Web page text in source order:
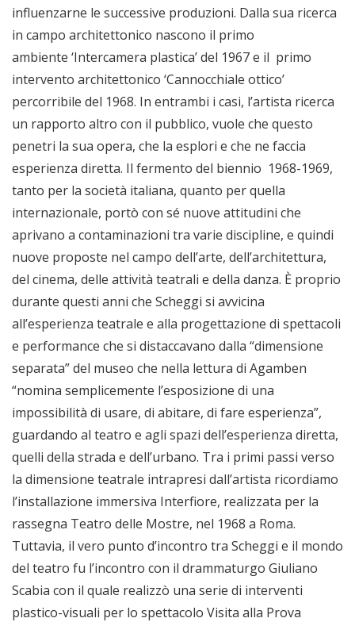
influenzarne le successive produzioni. Dalla sua ricerca
in campo architettonico nascono il primo
ambiente ‘Intercamera plastica’ del 1967 e il primo
intervento architettonico ‘Cannocchiale ottico’
percorribile del 1968. In entrambi i casi, l’artista ricerca
un rapporto altro con il pubblico, vuole che questo
penetri la sua opera, che la esplori e che ne faccia
esperienza diretta. Il fermento del biennio 1968-1969,
tanto per la società italiana, quanto per quella
internazionale, portò con sé nuove attitudini che
aprivano a contaminazioni tra varie discipline, e quindi
nuove proposte nel campo dell’arte, dell’architettura,
del cinema, delle attività teatrali e della danza. È proprio
durante questi anni che Scheggi si avvicina
all’esperienza teatrale e alla progettazione di spettacoli
e performance che si distaccavano dalla “dimensione
separata” del museo che nella lettura di Agamben
“nomina semplicemente l’esposizione di una
impossibilità di usare, di abitare, di fare esperienza”,
guardando al teatro e agli spazi dell’esperienza diretta,
quelli della strada e dell’urbano. Tra i primi passi verso
la dimensione teatrale intrapresi dall’artista ricordiamo
l’installazione immersiva Interfiore, realizzata per la
rassegna Teatro delle Mostre, nel 1968 a Roma.
Tuttavia, il vero punto d’incontro tra Scheggi e il mondo
del teatro fu l’incontro con il drammaturgo Giuliano
Scabia con il quale realizzò una serie di interventi
plastico-visuali per lo spettacolo Visita alla Prova